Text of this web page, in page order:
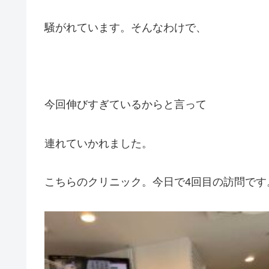
騒がれています。そんなわけで、
今回伸びすぎているからと言って
連れていかれました。
こちらのクリニック。今日で4回目の訪問です